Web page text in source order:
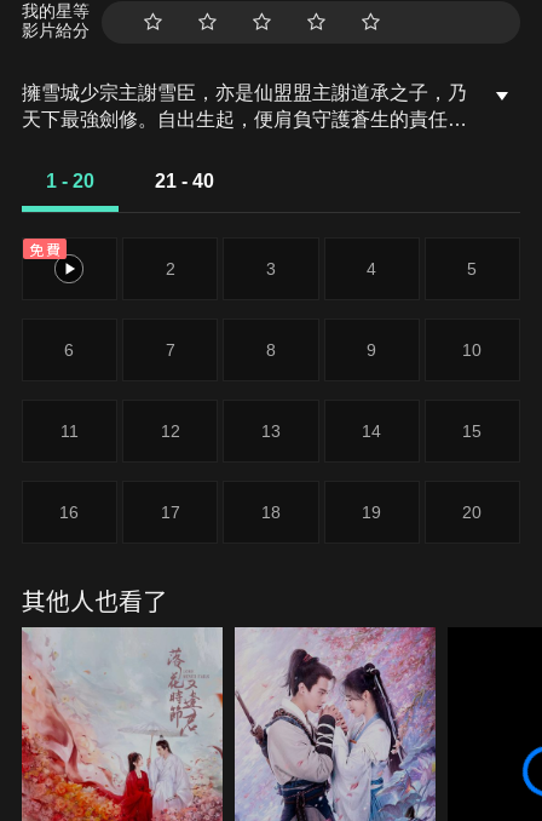
我的星等
影片給分
擁雪城少宗主謝雪臣，亦是仙盟盟主謝道承之子，乃
天下最強劍修。自出生起，便肩負守護蒼生的責任。
雪臣竭力護陣，暗族首領桑岐，帶著屬下欲影、痴
氣大傷，被桑岐擄入暗域，伏在熔淵之下。沒人能在
熔淵刑地撐過三日，謝雪臣卻生生扛了七日，這不禁
澀又霸道地吻上謝雪臣的嘴唇，言語間盡顯戲謔。
1 - 20 21 - 40
免費
1 2 3 4 5
6 7 8 9 10
11 12 13 14 15
16 17 18 19 20
其他人也看了